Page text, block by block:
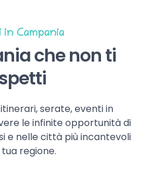
in Campania
che non ti
serate, eventi in
le infinite opportunità di
e nelle città più incantevoli
regione.